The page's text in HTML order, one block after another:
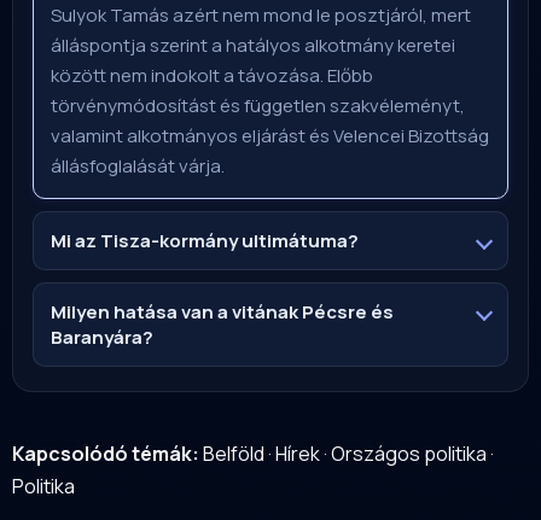
Sulyok Tamás azért nem mond le posztjáról, mert
álláspontja szerint a hatályos alkotmány keretei
között nem indokolt a távozása. Előbb
törvénymódosítást és független szakvéleményt,
valamint alkotmányos eljárást és Velencei Bizottság
állásfoglalását várja.
Mi az Tisza-kormány ultimátuma?
Milyen hatása van a vitának Pécsre és
Baranyára?
Kapcsolódó témák: Belföld·Hírek·Országos politika·
Politika